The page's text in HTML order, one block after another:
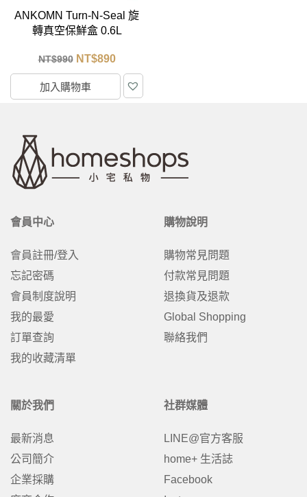
ANKOMN Turn-N-Seal 旋
轉真空保鮮盒 0.6L
NT$990 NT$890
加入購物車
會員中心
會員註冊/登入
忘記密碼
會員制度說明
我的最愛
訂單查詢
我的收藏清單
購物說明
購物常見問題
付款常見問題
退換貨及退款
Global Shopping
聯絡我們
關於我們
最新消息
公司簡介
企業採購
社群媒體
LINE@官方客服
home+ 生活誌
Facebook